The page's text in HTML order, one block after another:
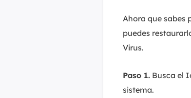
Ahora que sabes
puedes
Virus.
Paso 1. Busca el
sistema.